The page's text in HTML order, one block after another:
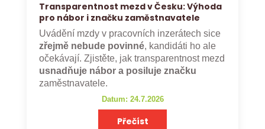
Transparentnost mezd v Česku: Výhoda
pro nábor i značku zaměstnavatele
Uvádění mzdy v pracovních inzerátech sice
zřejmě nebude povinné, kandidáti ho ale
očekávají. Zjistěte, jak transparentnost mezd
usnadňuje nábor a posiluje značku
zaměstnavatele.
Datum: 24.7.2026
Přečíst